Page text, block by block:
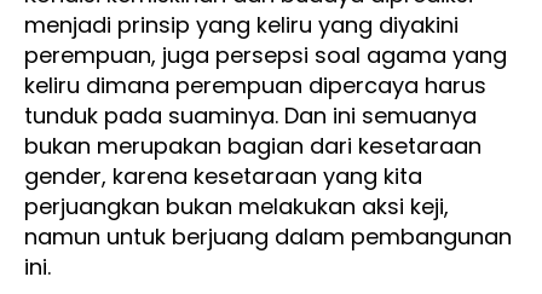
menjadi prinsip yang keliru yang diyakini
perempuan, juga persepsi soal agama yang
keliru dimana perempuan dipercaya harus
tunduk pada suaminya. Dan ini semuanya
bukan merupakan bagian dari kesetaraan
gender, karena kesetaraan yang kita
perjuangkan bukan melakukan aksi keji,
namun untuk berjuang dalam pembangunan
ini.